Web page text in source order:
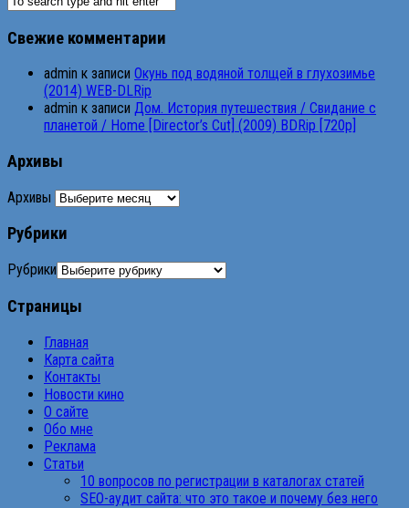
Свежие комментарии
admin к записи Окунь под водяной толщей в глухозимье
(2014) WEB-DLRip
admin к записи Дом. История путешествия / Свидание с
планетой / Home [Director’s Cut] (2009) BDRip [720p]
Архивы
Архивы
Рубрики
Рубрики
Страницы
Главная
Карта сайта
Контакты
Новости кино
О сайте
Обо мне
Реклама
Статьи
10 вопросов по регистрации в каталогах статей
SEO-аудит сайта: что это такое и почему без него